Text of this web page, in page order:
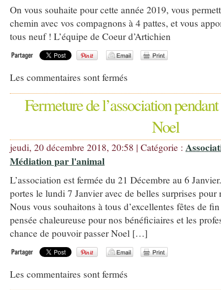
On vous souhaite pour cette année 2019, vous
chemin avec vos compagnons à 4 pattes, et vous
tous neuf ! L’équipe de Coeur d’Artichien
Les commentaires sont fermés
Fermeture de l’association
Noel
jeudi, 20 décembre 2018, 20:58 | Catégorie :
Médiation par l'animal
L’association est fermée du 21 Décembre au 6
portes le lundi 7 Janvier avec de belles surprises pour
Nous vous souhaitons à tous d’excellentes fêtes de
pensée chaleureuse pour nos bénéficiaires et les
chance de pouvoir passer Noel […]
Les commentaires sont fermés